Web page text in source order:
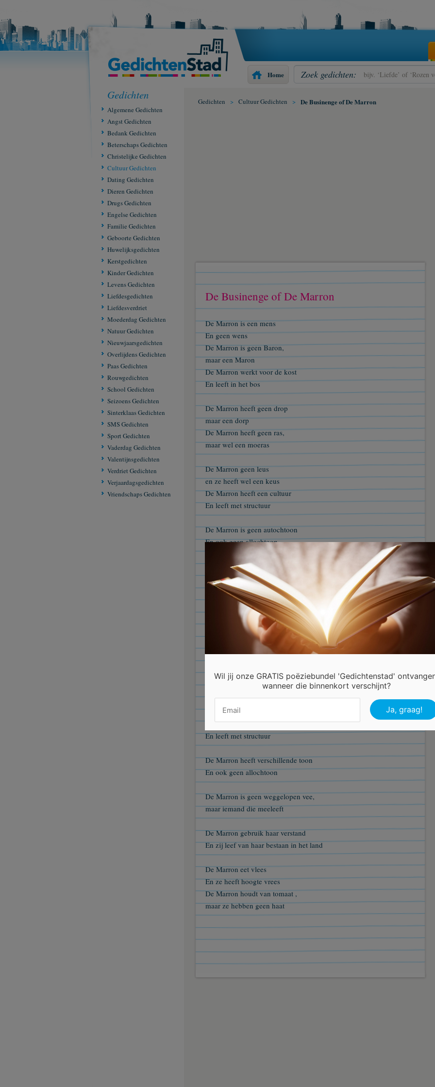
Home Zoek gedichten:
Gedichten
Algemene Gedichten
Angst Gedichten
Bedank Gedichten
Beterschaps Gedichten
Christelijke Gedichten
Cultuur Gedichten
Dating Gedichten
Dieren Gedichten
Drugs Gedichten
Engelse Gedichten
Familie Gedichten
Geboorte Gedichten
Huwelijksgedichten
Kerstgedichten
Kinder Gedichten
Levens Gedichten
Liefdesgedichten
Liefdesverdriet
Moederdag Gedichten
Natuur Gedichten
Nieuwjaarsgedichten
Overlijdens Gedichten
Paas Gedichten
Rouwgedichten
School Gedichten
Seizoens Gedichten
Sinterklaas Gedichten
SMS Gedichten
Sport Gedichten
Vaderdag Gedichten
Valentijnsgedichten
Verdriet Gedichten
Verjaardagsgedichten
Vriendschaps Gedichten
Gedichten > Cultuur Gedichten > De Businenge of De Marron
De Businenge of De Marron
De Marron is een mens
En geen wens
De Marron is geen Baron,
maar een Maron
De Marron werkt voor de kost
En leeft in het bos
De Marron heeft geen drop
maar een dorp
De Marron heeft geen ras,
maar wel een moeras
De Marron geen leus
en ze heeft wel een keus
De Marron heeft een cultuur
En leeft met structuur
De Marron is geen autochtoon
En ook geen allochtoon
De Marron is geen weggelopen dier
Of mier .
De Marron gebruik haar verstand
En zij leef van haar bestaan in het land
De Marron eet vlees
En ze heeft geen hoogte vrees
De Marron houdt van humeur,
De Marron werkt voor de kost
En leeft in het bos
De Marron heeft een cultuur
En leeft met structuur
De Marron heeft verschillende toon
En ook geen allochtoon
De Marron is geen weggelopen vee,
maar iemand die meeleeft
De Marron gebruik haar verstand
En zij leef van haar bestaan in het land
De Marron eet vlees
En ze heeft hoogte vrees
De Marron houdt van tomaat ,
maar ze hebben geen haat
Wil jij onze GRATIS poëziebundel 'Gedichtenstad'
wanneer die binnenkort verschijnt?